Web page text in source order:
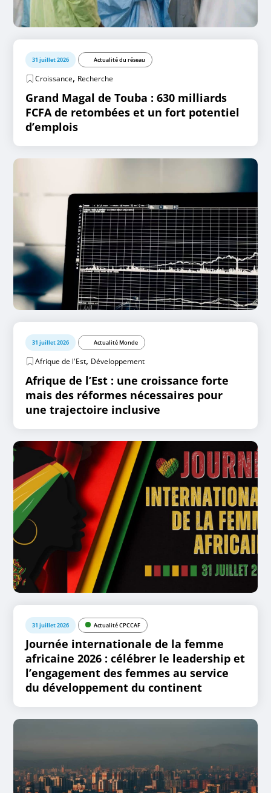
31 juillet 2026 Actualité du réseau
Croissance, Recherche
Grand Magal de Touba : 630 milliards
FCFA de retombées et un fort potentiel
d’emplois
31 juillet 2026 Actualité Monde
Afrique de l'Est, Développement
Afrique de l’Est : une croissance forte
mais des réformes nécessaires pour
une trajectoire inclusive
31 juillet 2026 Actualité CPCCAF
Journée internationale de la femme
africaine 2026 : célébrer le leadership et
l’engagement des femmes au service
du développement du continent